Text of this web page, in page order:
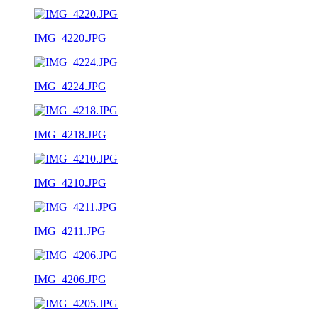
IMG_4220.JPG
IMG_4224.JPG
IMG_4218.JPG
IMG_4210.JPG
IMG_4211.JPG
IMG_4206.JPG